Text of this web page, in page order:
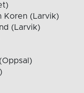
Koren (Larvik)
(Larvik)